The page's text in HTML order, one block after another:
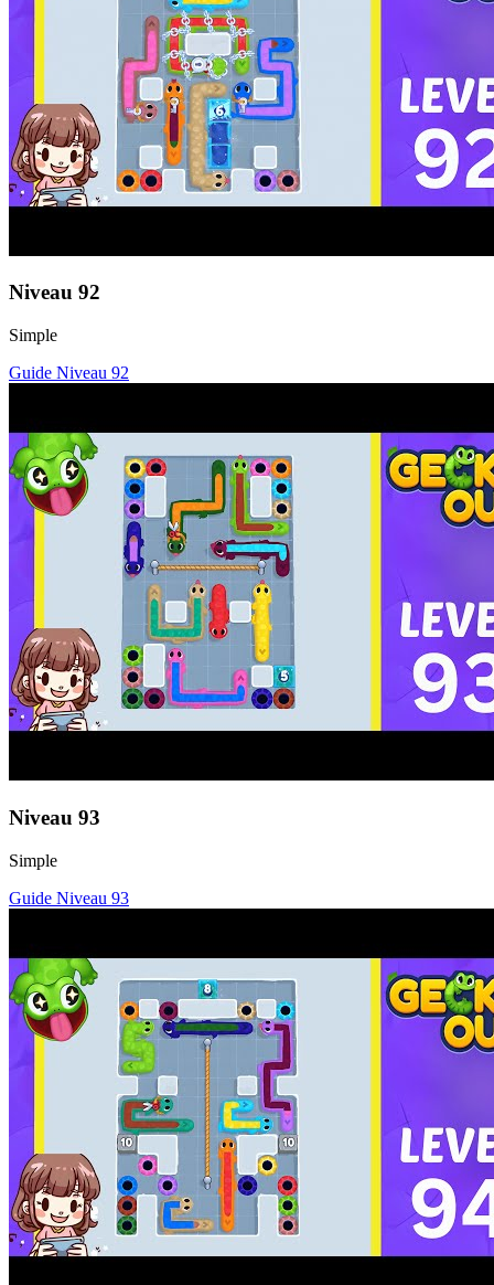
Niveau 92
Simple
Guide Niveau 92
Niveau 93
Simple
Guide Niveau 93